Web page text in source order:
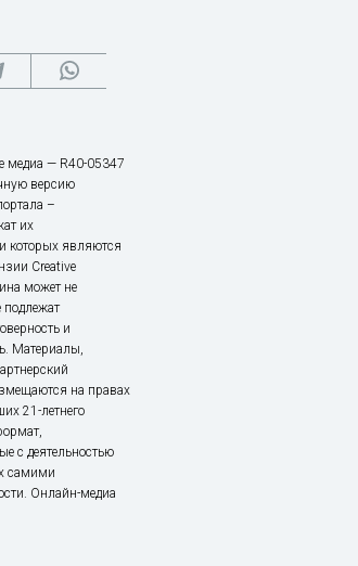
медиа — R40-05347
версию
–
их
которых являются
Creative
может не
подлежат
и
Материалы,
на правах
21-летнего
с деятельностью
самими
Онлайн-медиа